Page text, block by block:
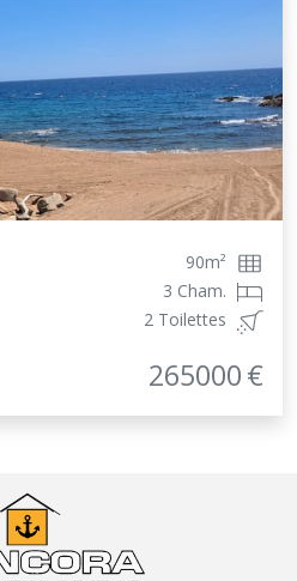
90m²
3 Cham.
2 Toilettes
265000€